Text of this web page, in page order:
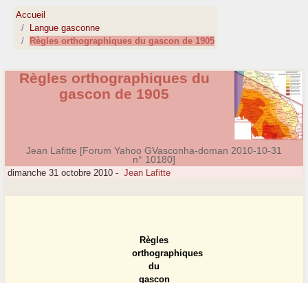
Accueil
Langue gasconne
Règles orthographiques du gascon de 1905
Règles orthographiques du
gascon de 1905
Jean Lafitte [Forum Yahoo GVasconha-doman 2010-10-31
n° 10180]
dimanche 31 octobre 2010 - Jean Lafitte
Règles
orthographiques
du
gascon